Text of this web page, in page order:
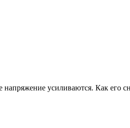
напряжение усиливаются. Как его